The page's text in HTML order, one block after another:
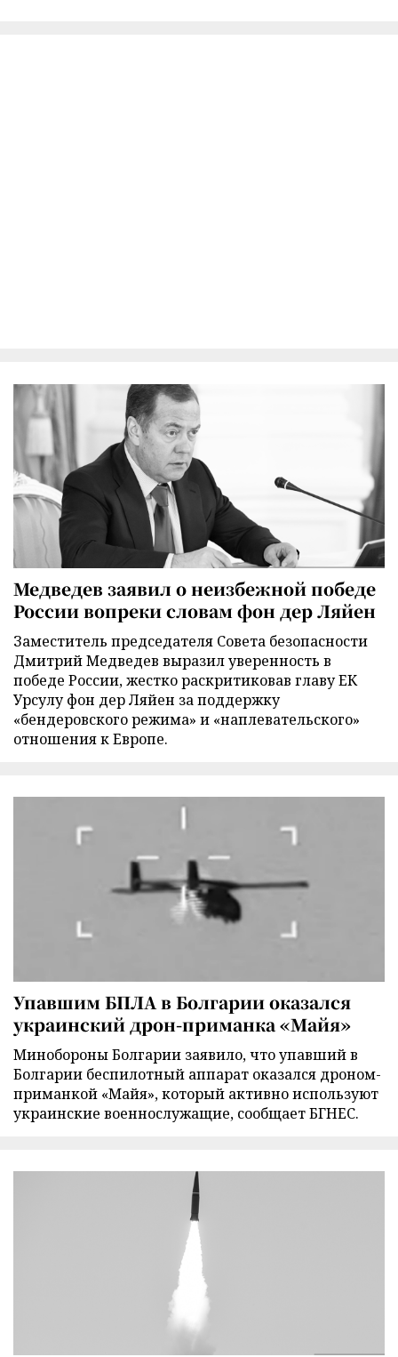
Медведев заявил о неизбежной победе
России вопреки словам фон дер Ляйен
Заместитель председателя Совета безопасности
Дмитрий Медведев выразил уверенность в
победе России, жестко раскритиковав главу ЕК
Урсулу фон дер Ляйен за поддержку
«бендеровского режима» и «наплевательского»
отношения к Европе.
Упавшим БПЛА в Болгарии оказался
украинский дрон-приманка «Майя»
Минобороны Болгарии заявило, что упавший в
Болгарии беспилотный аппарат оказался дроном-
приманкой «Майя», который активно используют
украинские военнослужащие, сообщает БГНЕС.